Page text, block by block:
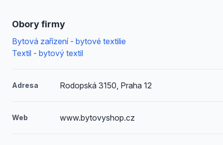
Obory firmy
Bytová zařízení - bytové textilie
Textil - bytový textil
Adresa Rodopská 3150, Praha 12
Web www.bytovyshop.cz